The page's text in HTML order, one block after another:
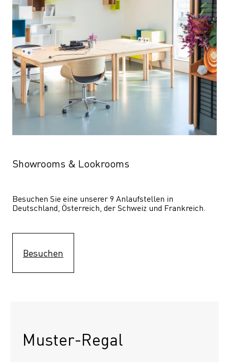
Showrooms & Lookrooms
Besuchen Sie eine unserer 9 Anlaufstellen in
Deutschland, Österreich, der Schweiz und Frankreich.
Besuchen
Muster-Regal